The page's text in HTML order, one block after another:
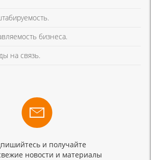
бизнеса.
на связь.
и получайте
новости и материалы